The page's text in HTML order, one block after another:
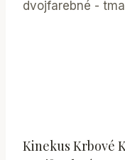
Kinekus Krbové